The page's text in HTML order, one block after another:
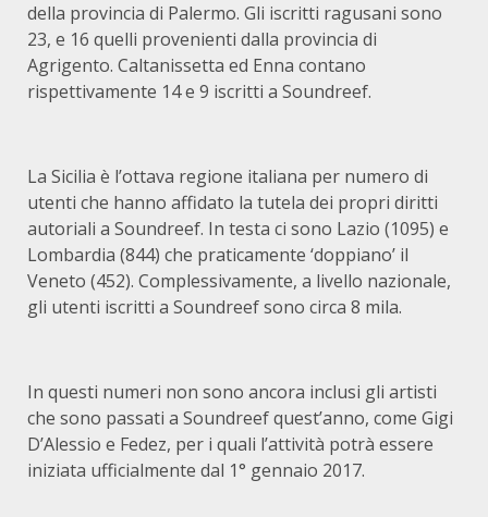
della provincia di Palermo. Gli iscritti ragusani sono
23, e 16 quelli provenienti dalla provincia di
Agrigento. Caltanissetta ed Enna contano
rispettivamente 14 e 9 iscritti a Soundreef.
La Sicilia è l’ottava regione italiana per numero di
utenti che hanno affidato la tutela dei propri diritti
autoriali a Soundreef. In testa ci sono Lazio (1095) e
Lombardia (844) che praticamente ‘doppiano’ il
Veneto (452). Complessivamente, a livello nazionale,
gli utenti iscritti a Soundreef sono circa 8 mila.
In questi numeri non sono ancora inclusi gli artisti
che sono passati a Soundreef quest’anno, come Gigi
D’Alessio e Fedez, per i quali l’attività potrà essere
iniziata ufficialmente dal 1° gennaio 2017.